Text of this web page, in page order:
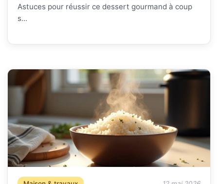
Astuces pour réussir ce dessert gourmand à coup
s...